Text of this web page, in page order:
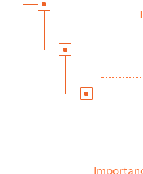
Pierre-Daniel Robert,
et autres
et autres